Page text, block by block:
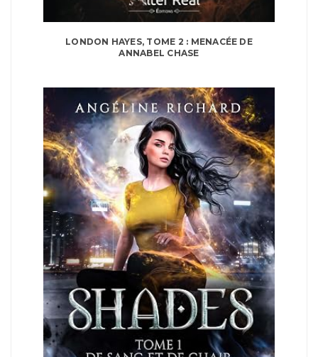
LONDON HAYES, TOME 2 : MENACÉE DE
ANNABEL CHASE